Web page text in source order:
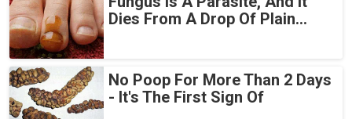
Dies From A Drop Of Plain...
No Poop For More Than 2 Days
- It's The First Sign Of